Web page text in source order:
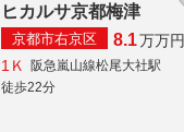
ヒカルサ京都梅津
京都市右京区 8.1万万円
1Ｋ
阪急嵐山線松尾大社駅
徒歩22分